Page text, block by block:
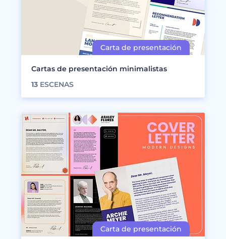
Cartas de presentación minimalistas
13 ESCENAS